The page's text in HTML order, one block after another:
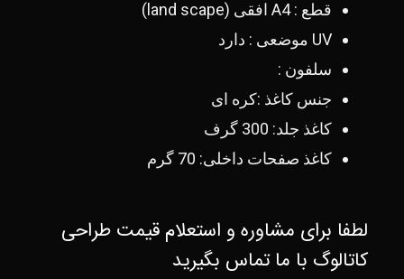
قطع : A4 افقی (land scape)
UV موضعی : دارد
سلفون :
جنس کاغذ :کره ای
کاغذ جلد: 300 گرف
کاغذ صفحات داخلی: 70 گرم
لطفا برای مشاوره و استعلام قیمت طراحی
کاتالوگ با ما تماس بگیرید